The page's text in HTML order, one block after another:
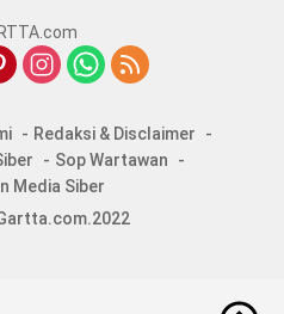
Redaksi & Disclaimer
Sop Wartawan
Media Siber